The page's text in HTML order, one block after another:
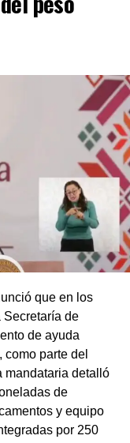
que en los
Secretaría de
de ayuda
parte del
mandataria detalló
de
y equipo
por 250